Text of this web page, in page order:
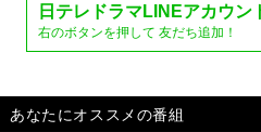
日テレドラマ LINEアカウン
右のボタンを押して 友だち追加！
あなたにオススメの番組